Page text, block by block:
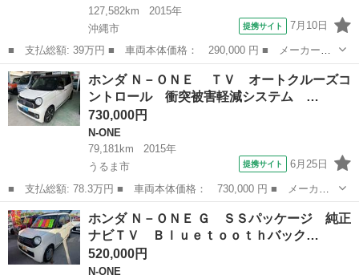
127,582km
2015年
沖縄市
提携サイト 7月10日
■ 支払総額: 39万円 ■ 車両本体価格： 290,000 円 ■ メーカー
名： ホンダ ■ 車種名： Ｎ－ＯＮＥ ■ グレード名： プレミア
ム ＳＳパッケージ ■ 排気量： 660cc ■ ドア枚数： 5D ■ ミッ
シ...
沖縄 沖縄市 N-ONE
ホンダ Ｎ－ＯＮＥ ＴＶ オートクルーズコ
ントロール 衝突被害軽減システム …
730,000円
N-ONE
79,181km
2015年
うるま市
提携サイト 6月25日
■ 支払総額: 78.3万円 ■ 車両本体価格： 730,000 円 ■ メーカー
名： ホンダ ■ 車種名： Ｎ－ＯＮＥ ■ グレード名： ＴＶ
オートクルーズコントロール 衝突被害軽減システム オートライ
ト スマートキ...
沖縄 うるま市 N-ONE
ホンダ Ｎ－ＯＮＥ Ｇ ＳＳパッケージ 純正
ナビＴＶ Ｂｌｕｅｔｏｏｔｈバック…
520,000円
N-ONE